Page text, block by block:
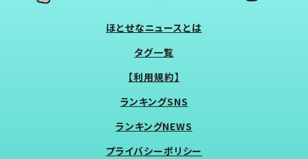
ほとせなニュースとは
タグ一覧
【利用規約】
ランキングSNS
ランキングNEWS
プライバシーポリシー